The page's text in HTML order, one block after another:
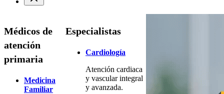
Médicos de
atención
primaria
Medicina
Familiar
Especialistas
Cardiología
Atención cardiaca
y vascular integral
y avanzada.